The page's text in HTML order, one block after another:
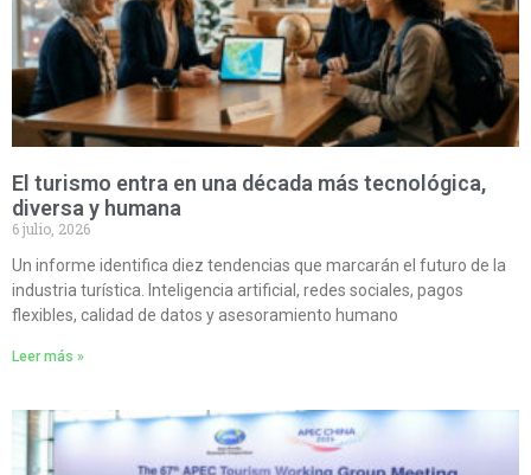
El turismo entra en una década más tecnológica,
diversa y humana
6 julio, 2026
Un informe identifica diez tendencias que marcarán el futuro de la
industria turística. Inteligencia artificial, redes sociales, pagos
flexibles, calidad de datos y asesoramiento humano
Leer más »